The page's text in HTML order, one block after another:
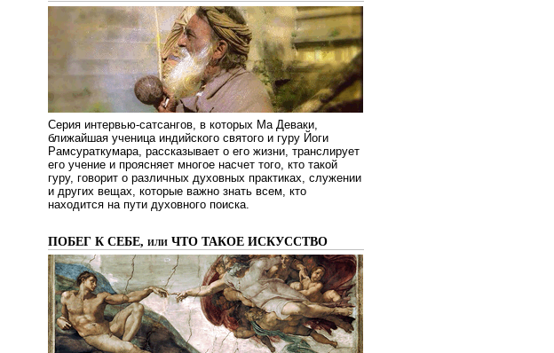
Серия интервью-сатсангов, в которых Ма Деваки,
ближайшая ученица индийского святого и гуру Йоги
Рамсураткумара, рассказывает о его жизни, транслирует
его учение и проясняет многое насчет того, кто такой
гуру, говорит о различных духовных практиках, служении
и других вещах, которые важно знать всем, кто
находится на пути духовного поиска.
ПОБЕГ К СЕБЕ, или ЧТО ТАКОЕ ИСКУССТВО